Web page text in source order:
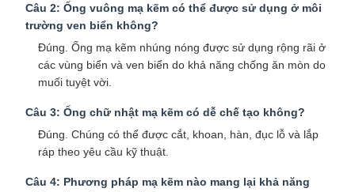
Câu 2: Ống vuông mạ kẽm có thể được sử dụng ở môi
trường ven biển không?
Đúng. Ống mạ kẽm nhúng nóng được sử dụng rộng rãi ở
các vùng biển và ven biển do khả năng chống ăn mòn do
muối tuyệt vời.
Câu 3: Ống chữ nhật mạ kẽm có dễ chế tạo không?
Đúng. Chúng có thể được cắt, khoan, hàn, đục lỗ và lắp
ráp theo yêu cầu kỹ thuật.
Câu 4: Phương pháp mạ kẽm nào mang lại khả năng